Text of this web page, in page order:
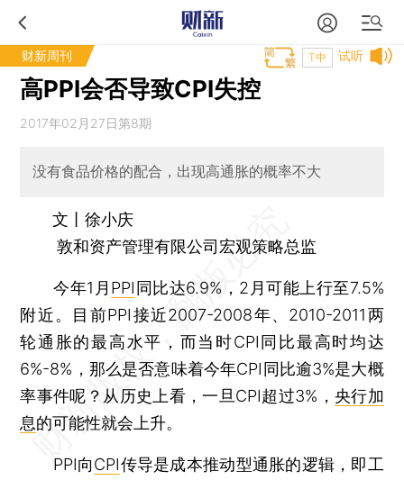
财新周刊 试听
T中
高PPI会否导致CPI失控
2017年02月27日第8期
没有食品价格的配合，出现高通胀的概率不大
文丨徐小庆
敦和资产管理有限公司宏观策略总监
今年1月 PPI 同比达6.9%，2月可能上行至7.5%
附近。目前PPI接近2007-2008年、2010-2011两
轮通胀的最高水平，而当时CPI同比最高时均达
6%-8%，那么是否意味着今年CPI同比逾3%是大概
率事件呢？从历史上看，一旦CPI超过3%， 央行加
息的可能性就会上升。
PPI向CPI传导是成本推动型通胀的逻辑，即工